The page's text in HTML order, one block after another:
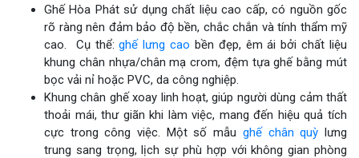
Ghế Hòa Phát sử dụng chất liệu cao cấp, có nguồn gốc
rõ ràng nên đảm bảo độ bền, chắc chắn và tính thẩm mỹ
cao. Cụ thể:ghế lưng cao bền đẹp, êm ái bởi chất liệu
khung chân nhựa/chân mạ crom, đệm tựa ghế bằng mút
bọc vải nỉ hoặc PVC, da công nghiệp.
Khung chân ghế xoay linh hoạt, giúp người dùng cảm thất
thoải mái, thư giãn khi làm việc, mang đến hiệu quả tích
cực trong công việc. Một số mẫu ghế chân quỳ lưng
trung sang trọng, lịch sự phù hợp với không gian phòng